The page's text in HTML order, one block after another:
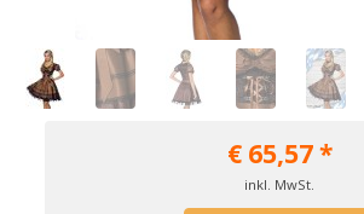
€65,57*
inkl. MwSt.